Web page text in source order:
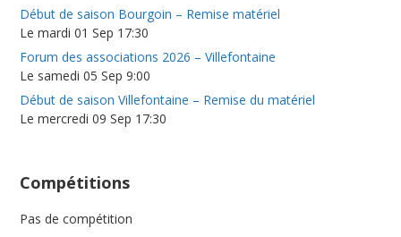
Début de saison Bourgoin – Remise matériel
Le mardi 01 Sep 17:30
Forum des associations 2026 – Villefontaine
Le samedi 05 Sep 9:00
Début de saison Villefontaine – Remise du matériel
Le mercredi 09 Sep 17:30
Compétitions
Pas de compétition